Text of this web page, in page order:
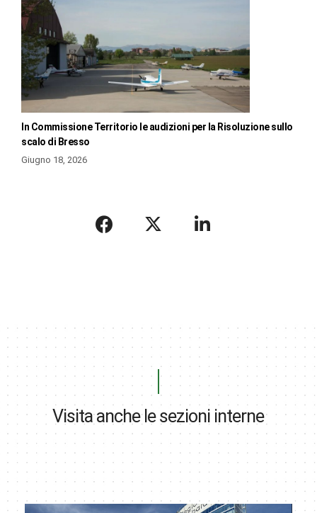
In Commissione Territorio le audizioni per la Risoluzione sullo
scalo di Bresso
Giugno 18, 2026
Visita anche le sezioni interne